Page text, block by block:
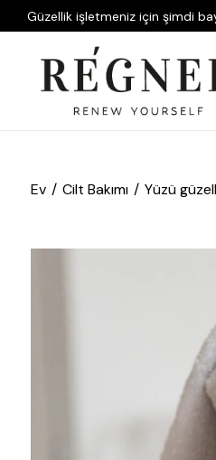
Güzellik işletmeniz için şimdi
Ev Cilt Bakımı Yüzü